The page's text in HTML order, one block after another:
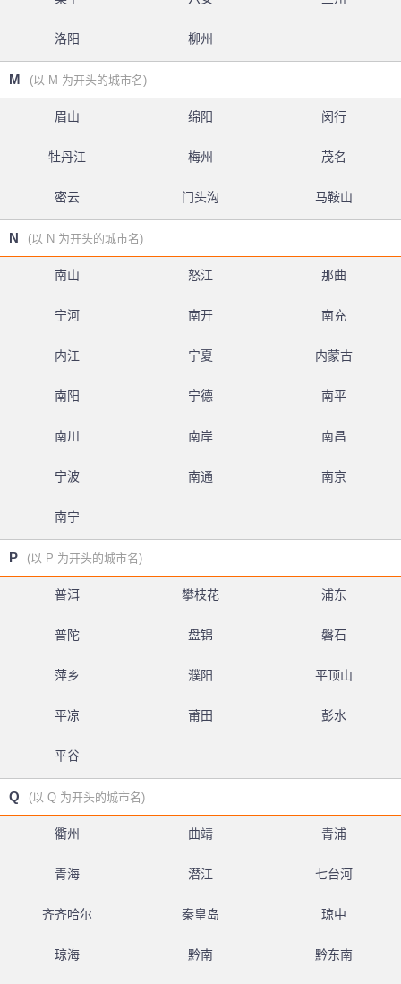
洛阳 柳州
M (以 M 为开头的城市名)
眉山 绵阳 闵行
牡丹江 梅州 茂名
密云 门头沟 马鞍山
N (以 N 为开头的城市名)
南山 怒江 那曲
宁河 南开 南充
内江 宁夏 内蒙古
南阳 宁德 南平
南川 南岸 南昌
宁波 南通 南京
南宁
P (以 P 为开头的城市名)
普洱 攀枝花 浦东
普陀 盘锦 磐石
萍乡 濮阳 平顶山
平凉 莆田 彭水
平谷
Q (以 Q 为开头的城市名)
衢州 曲靖 青浦
青海 潜江 七台河
齐齐哈尔 秦皇岛 琼中
琼海 黔南 黔东南